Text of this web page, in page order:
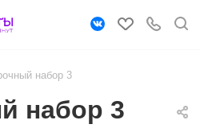
набор 3
набор 3